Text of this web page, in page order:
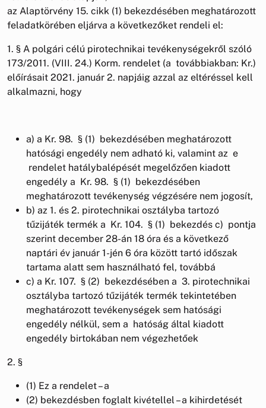
az Alaptörvény 15. cikk (1) bekezdésében meghatározott
feladatkörében eljárva a következőket rendeli el:
1. § A polgári célú pirotechnikai tevékenységekről szóló
173/2011. (VIII. 24.) Korm. rendelet (a továbbiakban: Kr.)
előírásait 2021. január 2. napjáig azzal az eltéréssel kell
alkalmazni, hogy
a) a Kr. 98. § (1) bekezdésében meghatározott
hatósági engedély nem adható ki, valamint az e
rendelet hatálybalépését megelőzően kiadott
engedély a Kr. 98. § (1) bekezdésében
meghatározott tevékenység végzésére nem jogosít,
b) az 1. és 2. pirotechnikai osztályba tartozó
tűzijáték termék a Kr. 104. § (1) bekezdés c) pontja
szerint december 28-án 18 óra és a következő
naptári év január 1-jén 6 óra között tartó időszak
tartama alatt sem használható fel, továbbá
c) a Kr. 107. § (2) bekezdésében a 3. pirotechnikai
osztályba tartozó tűzijáték termék tekintetében
meghatározott tevékenységek sem hatósági
engedély nélkül, sem a hatóság által kiadott
engedély birtokában nem végezhetőek
2. §
(1) Ez a rendelet – a
(2) bekezdésben foglalt kivétellel – a kihirdetését